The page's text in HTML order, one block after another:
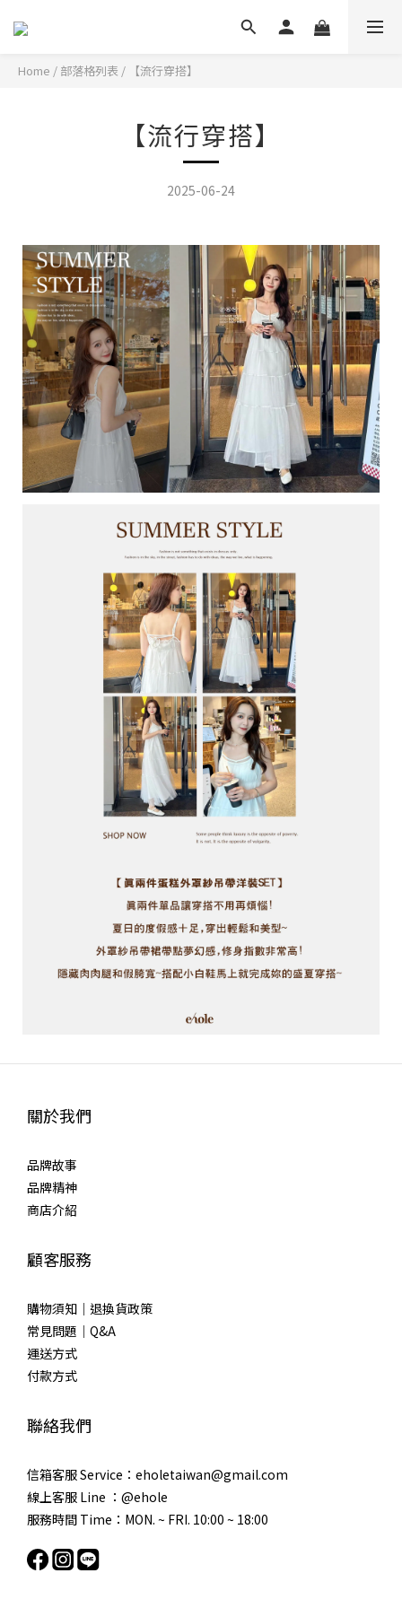
Home / 部落格列表 / 【流行穿搭】
【流行穿搭】
2025-06-24
關於我們
品牌故事
品牌精神
商店介紹
顧客服務
購物須知｜退換貨政策
常見問題｜Q&A
運送方式
付款方式
聯絡我們
信箱客服 Service：eholetaiwan@gmail.com
線上客服 Line ：@ehole
服務時間 Time：MON. ~ FRI. 10:00 ~ 18:00